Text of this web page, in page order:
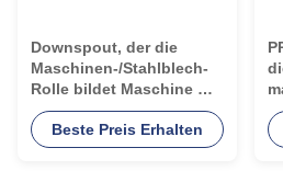
Downspout, der die
Maschinen-/Stahlblech-
Rolle bildet Maschine mit
Ellbogen-Maschine bildet
Beste Preis Erhalten